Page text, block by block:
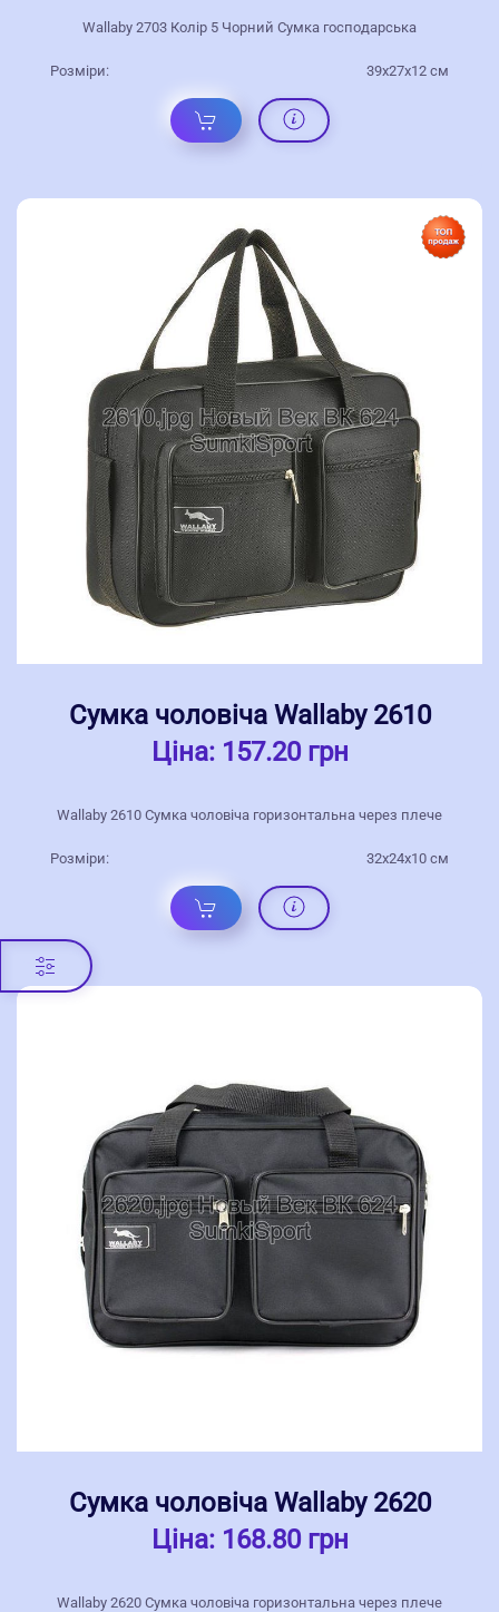
Wallaby 2703 Колір 5 Чорний Сумка господарська
Розміри: 39x27x12 см
Сумка чоловіча Wallaby 2610
Ціна: 157.20 грн
Wallaby 2610 Сумка чоловіча горизонтальна через плече
Розміри: 32x24x10 см
Сумка чоловіча Wallaby 2620
Ціна: 168.80 грн
Wallaby 2620 Сумка чоловіча горизонтальна через плече